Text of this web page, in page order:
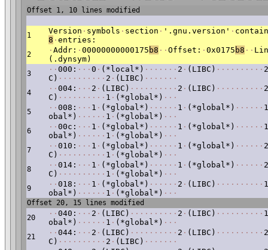
Offset 1, 10 lines modified
1 Version · symbols · section · '.gnu.version' ·
8 · entries:
2 · Addr: · 00000000000175 b8 · · Offset: · 0x0175 b8 · ·
(.dynsym)
3 · · 000: · · · 0 · (*local*) · · · · · · · 2 · (LIBC) · · · · · · · · · · 2
C) · · · · · · · · · · 2 · (LIBC) · · · · · · ·
4 · · 004: · · · 2 · (LIBC) · · · · · · · · · · 2 · (LIBC) · · · · · · · · · · 2
C) · · · · · · · · · · 1 · (*global*) · · ·
5 · · 008: · · · 1 · (*global*) · · · · · · 1 · (*global*) · · · · · · 1
obal*) · · · · · · 1 · (*global*) · · ·
6 · · 00c: · · · 1 · (*global*) · · · · · · 1 · (*global*) · · · · · · 1
obal*) · · · · · · 1 · (*global*) · · ·
7 · · 010: · · · 1 · (*global*) · · · · · · 1 · (*global*) · · · · · · 2
C) · · · · · · · · · · 1 · (*global*) · · ·
8 · · 014: · · · 1 · (*global*) · · · · · · 1 · (*global*) · · · · · · 2
C) · · · · · · · · · · 1 · (*global*) · · ·
9 · · 018: · · · 1 · (*global*) · · · · · · 2 · (LIBC) · · · · · · · · · · 1
obal*) · · · · · · 1 · (*global*) · · ·
Offset 20, 15 lines modified
20
· · 040: · · · 2 · (LIBC) · · · · · · · · · · 2 · (LIBC) · · · · · · · · · · 1
obal*) · · · · · · 1 · (*global*) · · ·
21 · · 044: · · · 2 · (LIBC) · · · · · · · · · · 2 · (LIBC) · · · · · · · · · · 2
C) · · · · · · · · · · 2 · (LIBC) · · · · · · ·